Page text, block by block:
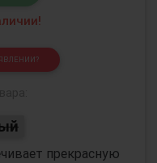
прекрасную